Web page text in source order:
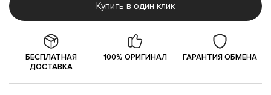
Купить в один клик
БЕСПЛАТНАЯ
ДОСТАВКА
100% ОРИГИНАЛ ГАРАНТИЯ ОБМЕНА